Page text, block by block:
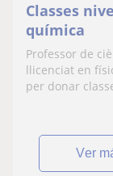
Classes
química
Professor de
llicenciat en
per donar
ver